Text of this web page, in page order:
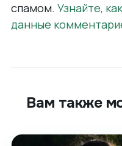
спамом. Узнайте,
данные
Вам также